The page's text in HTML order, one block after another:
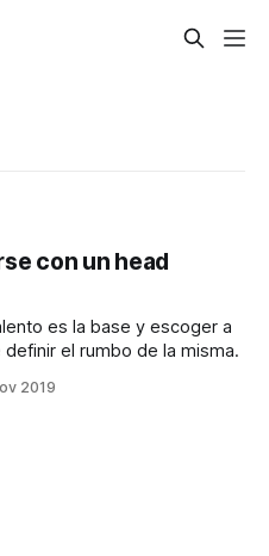
con un head
es la base y escoger a
el rumbo de la misma.
2019